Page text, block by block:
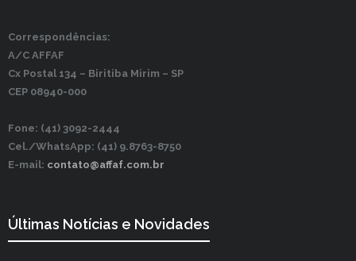
Correspondências:
A/C AFFAF
Cx Postal 134 – Biritiba Mirim – SP
CEP 08940-000
Fone: (41) 3092-2444
Cel./WhatsApp: (41) 9.8763-8750
E-mail: contato@affaf.com.br
Últimas Notícias e Novidades